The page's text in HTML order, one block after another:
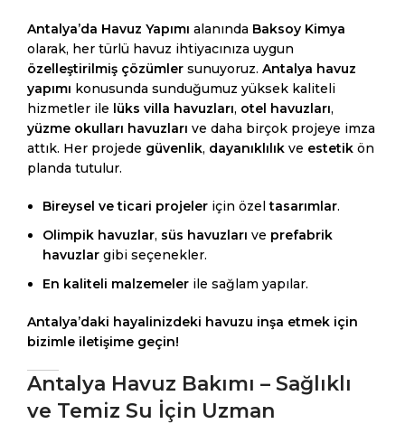
Antalya’da Havuz Yapımı alanında Baksoy Kimya
olarak, her türlü havuz ihtiyacınıza uygun
özelleştirilmiş çözümler sunuyoruz. Antalya havuz
yapımı konusunda sunduğumuz yüksek kaliteli
hizmetler ile lüks villa havuzları, otel havuzları,
yüzme okulları havuzları ve daha birçok projeye imza
attık. Her projede güvenlik, dayanıklılık ve estetik ön
planda tutulur.
Bireysel ve ticari projeler için özeltasarımlar.
Olimpik havuzlar, süs havuzları ve prefabrik
havuzlar gibi seçenekler.
En kaliteli malzemeler ile sağlam yapılar.
Antalya’daki hayalinizdeki havuzu inşa etmek için
bizimle iletişime geçin!
Antalya Havuz Bakımı – Sağlıklı
ve Temiz Su İçin Uzman